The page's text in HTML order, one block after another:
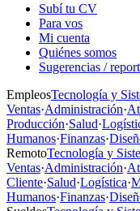
Subí tu CV
Para vos
Mi cuenta
Quiénes somos
Sugerencias /
EmpleosTecnología y
Ventas·Administración·
Producción·Salud·
Humanos·Finanzas·
RemotoTecnología y
Ventas·Administración·
Cliente·Salud·Logística·
Humanos·Finanzas·